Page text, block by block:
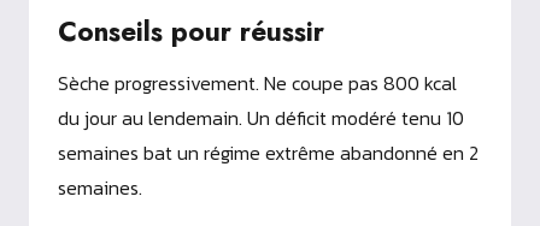
Conseils pour réussir
Sèche progressivement. Ne coupe pas 800 kcal
du jour au lendemain. Un déficit modéré tenu 10
semaines bat un régime extrême abandonné en 2
semaines.